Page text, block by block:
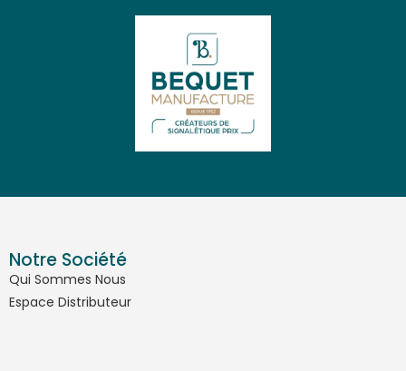
Notre Société
Qui Sommes Nous
Espace Distributeur